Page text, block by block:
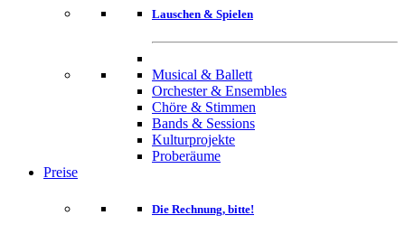
Lauschen & Spielen
Musical & Ballett
Orchester & Ensembles
Chöre & Stimmen
Bands & Sessions
Kulturprojekte
Proberäume
Preise
Die Rechnung, bitte!